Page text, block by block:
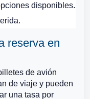
disponibles.
reserva en
de avión
de viaje y pueden
una tasa por